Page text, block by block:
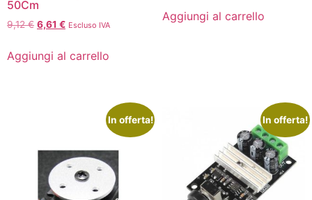
50Cm
9,12€ 6,61 € Escluso IVA
Aggiungi al carrello
Aggiungi al carrello
In offerta! In offerta!